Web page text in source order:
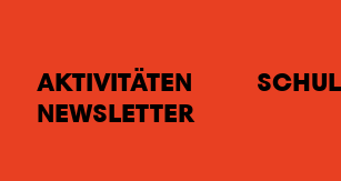
AKTIVITÄTEN
NEWSLETTER